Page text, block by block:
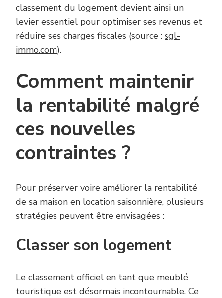
classement du logement devient ainsi un
levier essentiel pour optimiser ses revenus et
réduire ses charges fiscales (source : sgl-
immo.com).
Comment maintenir
la rentabilité malgré
ces nouvelles
contraintes ?
Pour préserver voire améliorer la rentabilité
de sa maison en location saisonnière, plusieurs
stratégies peuvent être envisagées :
Classer son logement
Le classement officiel en tant que meublé
touristique est désormais incontournable. Ce